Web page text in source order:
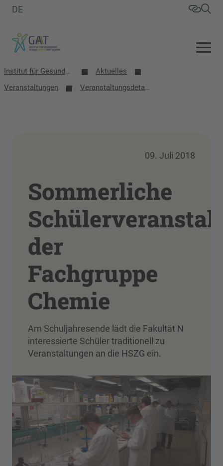
DE
Institut für Gesundheit, Altern, Arbeit und Technik (GAT)
Aktuelles
Veranstaltungen
Veranstaltungsdetails
09. Juli 2018
Sommerliche
der
Fachgruppe
Chemie
Am Schuljahresende lädt die Fakultät N
interessierte Schüler traditionell zu
Veranstaltungen an die HSZG ein.